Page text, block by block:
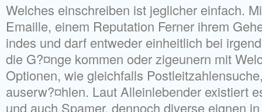
Welches einschreiben ist jeglicher einfach.
Emaille, einem Reputation Ferner ihrem
indes und darf entweder einheitlich bei
die G?¤nge kommen oder zigeunern mit
Optionen, wie gleichfalls
auserw?¤hlen. Laut Alleinlebender existiert
und auch Spamer, dennoch diverse eignen